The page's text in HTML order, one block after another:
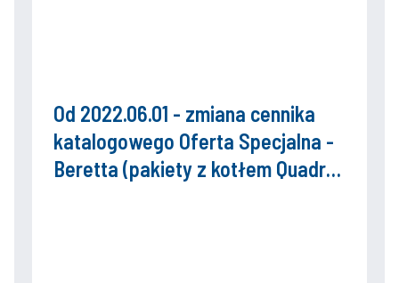
Od 2022.06.01 - zmiana cennika
katalogowego Oferta Specjalna -
Beretta (pakiety z kotłem Quadra